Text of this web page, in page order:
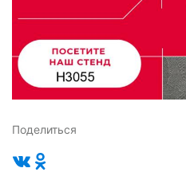
Поделиться